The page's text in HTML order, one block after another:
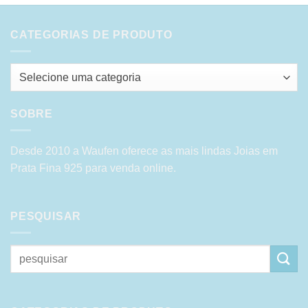
CATEGORIAS DE PRODUTO
Selecione uma categoria
SOBRE
Desde 2010 a Waufen oferece as mais lindas Joias em
Prata Fina 925 para venda online.
PESQUISAR
Pesquisar
por: